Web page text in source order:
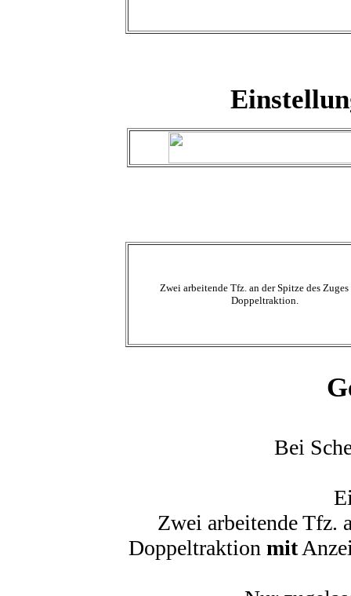
Zwei arbeitende Tfz. an der Spitze des Zuges
Doppeltraktion.
Bei
Zwei arbeitende Tfz.
Doppeltraktion mit